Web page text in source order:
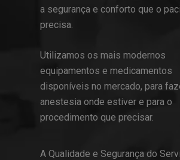
a segurança e conforto que o
precisa.
Utilizamos os mais modernos
equipamentos e medicamentos
disponíveis no mercado, para
anestesia onde estiver e para o
procedimento que precisar.
A Qualidade e Segurança do